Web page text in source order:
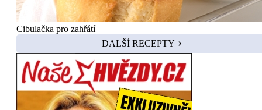
Cibulačka pro zahřátí
DALŠÍ RECEPTY